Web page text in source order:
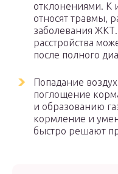
отклонениями. К
относят травмы,
заболевания
расстройства
после полного
Попадание
поглощение
и образованию
кормление и
быстро решают